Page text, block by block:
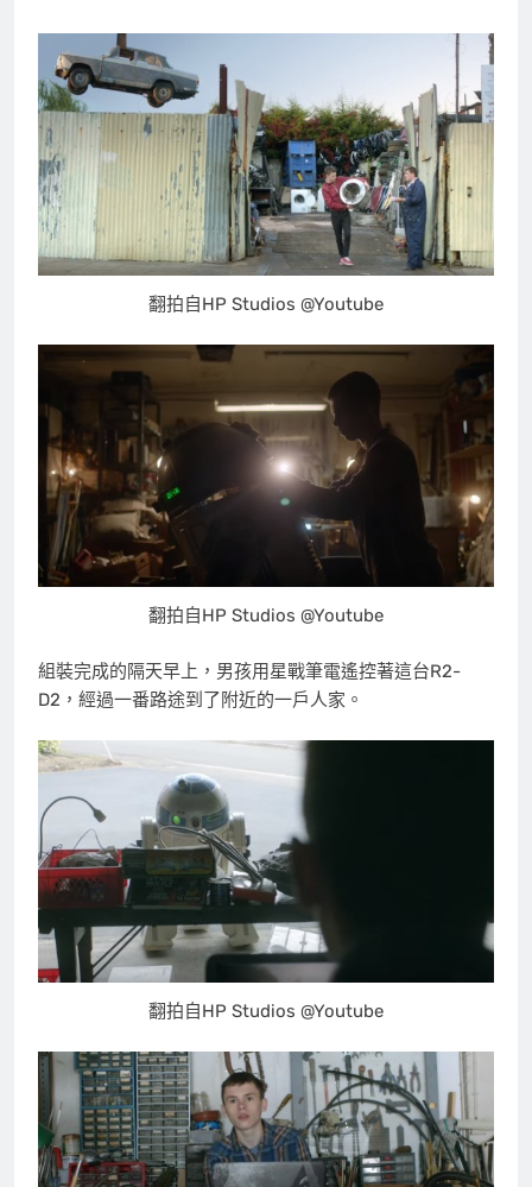
翻拍自HP Studios @Youtube
翻拍自HP Studios @Youtube
組裝完成的隔天早上，男孩用星戰筆電遙控著這台R2-
D2，經過一番路途到了附近的一戶人家。
翻拍自HP Studios @Youtube